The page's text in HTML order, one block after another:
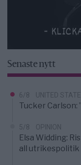
Senaste nytt
6/8 UNITED
Tucker Carlson:
5/8 OPINION
Elsa Widding:
all utrikespolitik